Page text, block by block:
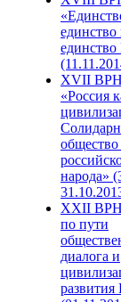
единство
единство
XVII
«Россия
народа»
XXII
по пути
диалога и
развития